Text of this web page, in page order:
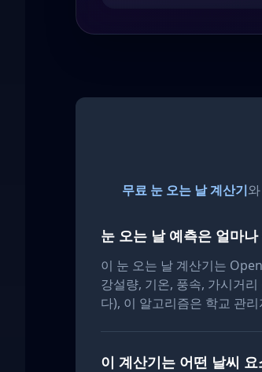
무료 눈 오는 날 계산기
눈 오는 날 예측은 얼마
이 눈 오는 날 계산기는
강설량, 기온, 풍속, 가시거
다), 이 알고리즘은 학교 관
이 계산기는 어떤 날씨